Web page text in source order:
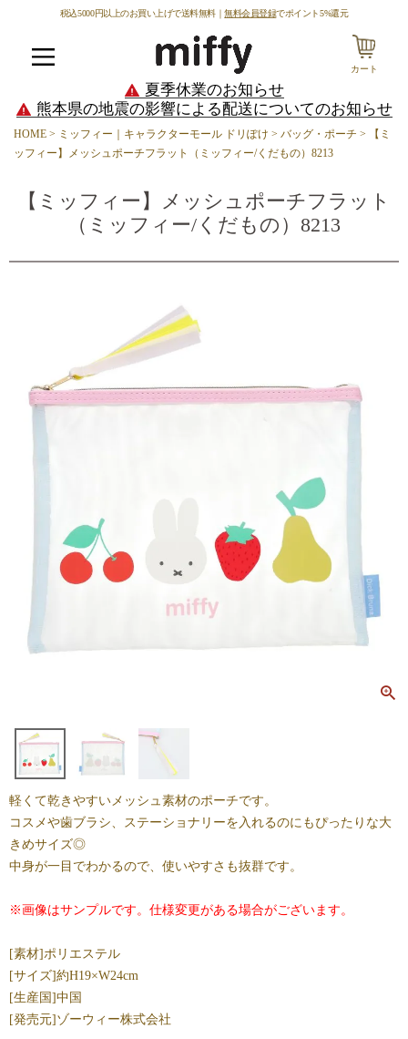
税込5000円以上のお買い上げで送料無料｜無料会員登録でポイント5%還元
カート
夏季休業のお知らせ
熊本県の地震の影響による配送についてのお知らせ
HOME ミッフィー｜キャラクターモール ドリぽけ バッグ・ポーチ
【ミ
ッフィー】メッシュポーチフラット（ミッフィー/くだもの）8213
【ミッフィー】メッシュポーチフラット
（ミッフィー/くだもの）8213
軽くて乾きやすいメッシュ素材のポーチです。
コスメや歯ブラシ、ステーショナリーを入れるのにもぴったりな大
きめサイズ◎
中身が一目でわかるので、使いやすさも抜群です。
※画像はサンプルです。仕様変更がある場合がございます。
[素材]ポリエステル
[サイズ]約H19×W24cm
[生産国]中国
[発売元]ゾーウィー株式会社